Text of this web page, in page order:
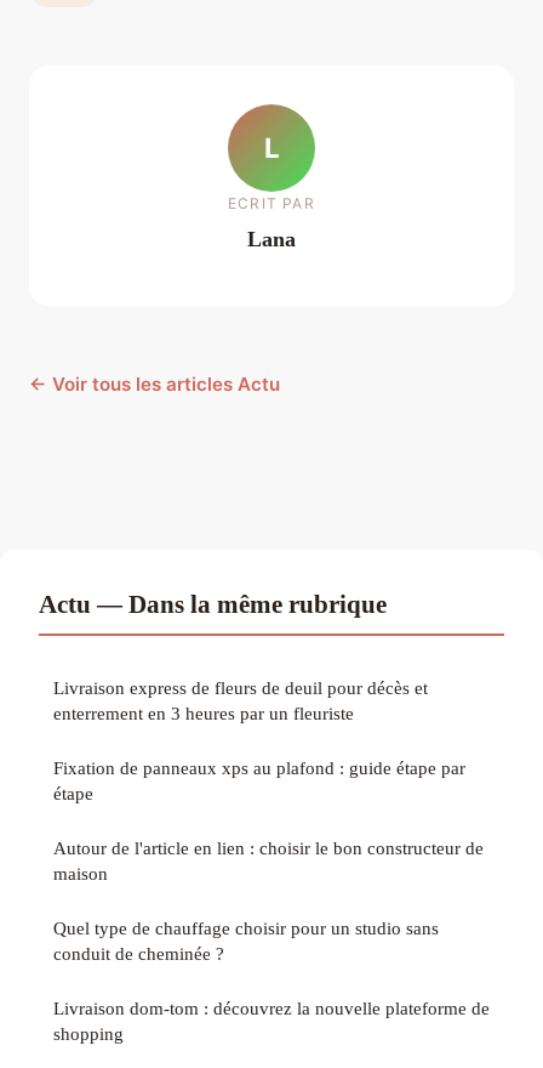
L
ECRIT PAR
Lana
← Voir tous les articles Actu
Actu — Dans la même rubrique
Livraison express de fleurs de deuil pour décès et
enterrement en 3 heures par un fleuriste
Fixation de panneaux xps au plafond : guide étape par
étape
Autour de l'article en lien : choisir le bon constructeur de
maison
Quel type de chauffage choisir pour un studio sans
conduit de cheminée ?
Livraison dom-tom : découvrez la nouvelle plateforme de
shopping